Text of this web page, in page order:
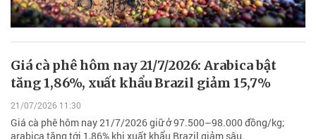
Giá cà phê hôm nay 21/7/2026: Arabica bật
tăng 1,86%, xuất khẩu Brazil giảm 15,7%
21/07/2026 11:30
Giá cà phê hôm nay 21/7/2026 giữ ở 97.500–98.000 đồng/kg;
arabica tăng tới 1,86% khi xuất khẩu Brazil giảm sâu.